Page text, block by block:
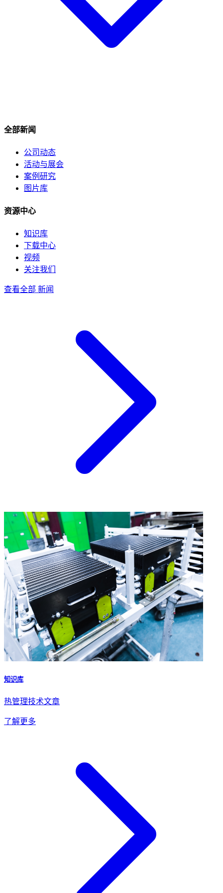
全部新闻
公司动态
活动与展会
案例研究
图片库
资源中心
知识库
下载中心
视频
关注我们
查看全部 新闻
知识库
热管理技术文章
了解更多